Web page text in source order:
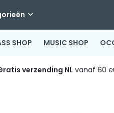
SHOP MUSIC SHOP
verzending NL vanaf 60